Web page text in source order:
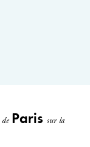
de Parissur la